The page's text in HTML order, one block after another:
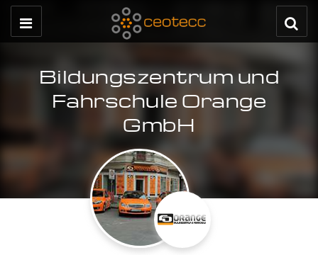
Bildungszentrum und
Fahrschule Orange
GmbH